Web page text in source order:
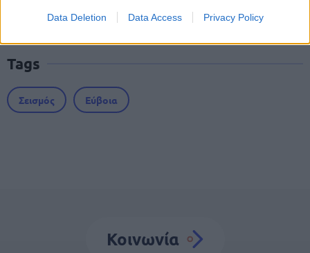
Data Deletion Data Access Privacy Policy
Tags
Σεισμός Εύβοια
Κοινωνία